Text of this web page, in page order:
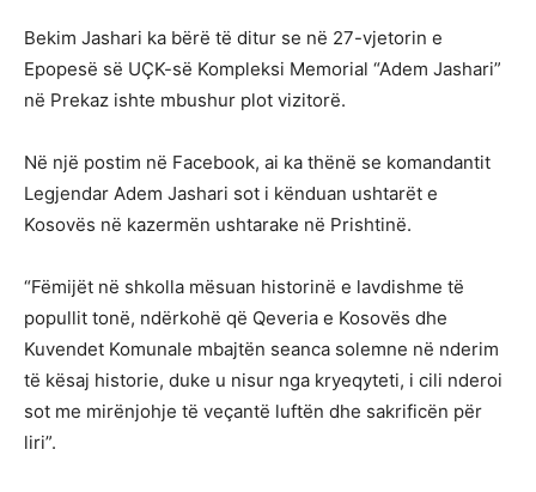
Bekim Jashari ka bërë të ditur se në 27-vjetorin e
Epopesë së UÇK-së Kompleksi Memorial “Adem Jashari”
në Prekaz ishte mbushur plot vizitorë.
Në një postim në Facebook, ai ka thënë se komandantit
Legjendar Adem Jashari sot i kënduan ushtarët e
Kosovës në kazermën ushtarake në Prishtinë.
“Fëmijët në shkolla mësuan historinë e lavdishme të
popullit tonë, ndërkohë që Qeveria e Kosovës dhe
Kuvendet Komunale mbajtën seanca solemne në nderim
të kësaj historie, duke u nisur nga kryeqyteti, i cili nderoi
sot me mirënjohje të veçantë luftën dhe sakrificën për
liri”.